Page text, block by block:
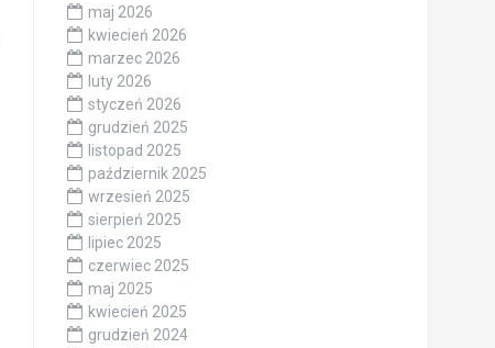
maj 2026
kwiecień 2026
marzec 2026
luty 2026
styczeń 2026
grudzień 2025
listopad 2025
październik 2025
wrzesień 2025
sierpień 2025
lipiec 2025
czerwiec 2025
maj 2025
kwiecień 2025
grudzień 2024